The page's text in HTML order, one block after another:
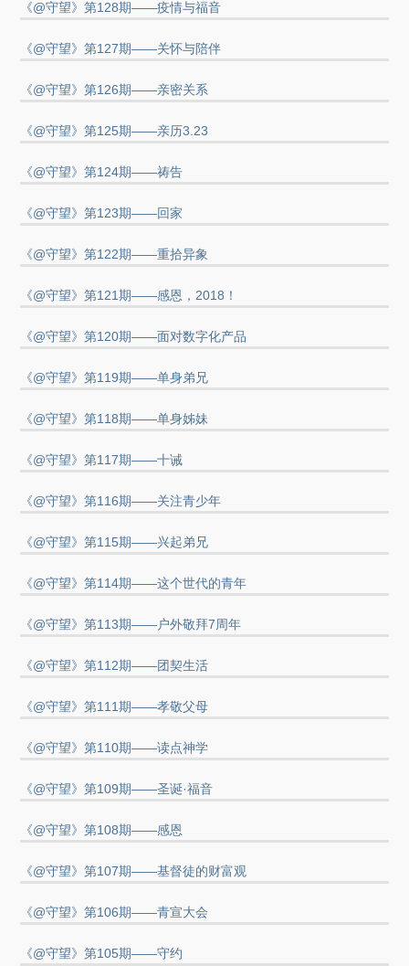
《@守望》第128期——疫情与福音
《@守望》第127期——关怀与陪伴
《@守望》第126期——亲密关系
《@守望》第125期——亲历3.23
《@守望》第124期——祷告
《@守望》第123期——回家
《@守望》第122期——重拾异象
《@守望》第121期——感恩，2018！
《@守望》第120期——面对数字化产品
《@守望》第119期——单身弟兄
《@守望》第118期——单身姊妹
《@守望》第117期——十诫
《@守望》第116期——关注青少年
《@守望》第115期——兴起弟兄
《@守望》第114期——这个世代的青年
《@守望》第113期——户外敬拜7周年
《@守望》第112期——团契生活
《@守望》第111期——孝敬父母
《@守望》第110期——读点神学
《@守望》第109期——圣诞·福音
《@守望》第108期——感恩
《@守望》第107期——基督徒的财富观
《@守望》第106期——青宣大会
《@守望》第105期——守约